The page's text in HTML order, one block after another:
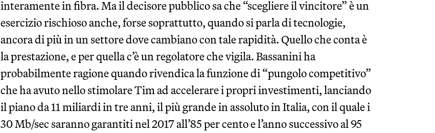
interamente in fibra. Ma il decisore pubblico sa che “scegliere il vincitore” è un
esercizio rischioso anche, forse soprattutto, quando si parla di tecnologie,
ancora di più in un settore dove cambiano con tale rapidità. Quello che conta è
la prestazione, e per quella c’è un regolatore che vigila. Bassanini ha
probabilmente ragione quando rivendica la funzione di “pungolo competitivo”
che ha avuto nello stimolare Tim ad accelerare i propri investimenti, lanciando
il piano da 11 miliardi in tre anni, il più grande in assoluto in Italia, con il quale i
30 Mb/sec saranno garantiti nel 2017 all’85 per cento e l’anno successivo al 95